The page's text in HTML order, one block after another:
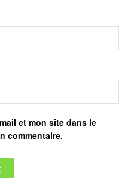
et mon site dans le
commentaire.